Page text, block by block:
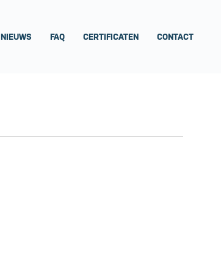
NIEUWS FAQ CERTIFICATEN CONTACT